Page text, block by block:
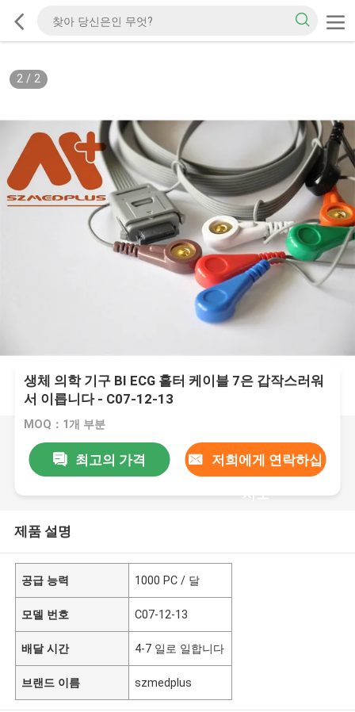
2/ 2
생체 의학 기구 BI ECG 홀터 케이블 7은 갑작스러워
서 이릅니다 - C07-12-13
MOQ：1개 부분
최고의 가격 저희에게 연락하십
시오
제품 설명
공급 능력 1000 PC / 달
모델 번호 C07-12-13
배달 시간 4-7 일로 일합니다
브랜드 이름 szmedplus